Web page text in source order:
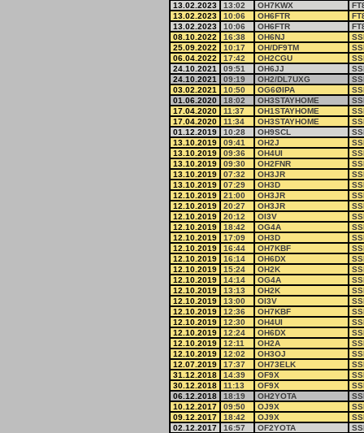
13.02.2023
13:02 OH7KWX
13.02.2023
10:06 OH6FTR
13.02.2023
10:06 OH6FTR
08.10.2022
16:38 OH6NJ
25.09.2022
10:17 OH/DF9TM
06.04.2022
17:42 OH2CGU
24.10.2021
09:51 OH6JJ
24.10.2021
09:19 OH2/DL7UXG
03.02.2021
10:50 OG6ØIPA
01.06.2020
18:02 OH3STAYHOME
17.04.2020
11:37 OH1STAYHOME
17.04.2020
11:34 OH3STAYHOME
01.12.2019
10:28 OH9SCL
13.10.2019
09:41 OH2J
13.10.2019
09:36 OH4UI
13.10.2019
09:30 OH2FNR
13.10.2019
07:32 OH3JR
13.10.2019
07:29 OH3D
12.10.2019
21:00 OH3JR
12.10.2019
20:27 OH3JR
12.10.2019
20:12 OI3V
12.10.2019
18:42 OG4A
12.10.2019
17:09 OH3D
12.10.2019
16:44 OH7KBF
12.10.2019
16:14 OH6DX
12.10.2019
15:24 OH2K
12.10.2019
14:14 OG4A
12.10.2019
13:13 OH2K
12.10.2019
13:00 OI3V
12.10.2019
12:36 OH7KBF
12.10.2019
12:30 OH4UI
12.10.2019
12:24 OH6DX
12.10.2019
12:11 OH2A
12.10.2019
12:02 OH3OJ
12.07.2019
17:37 OH73ELK
31.12.2018
14:39 OF9X
30.12.2018
11:13 OF9X
06.12.2018
18:19 OH2YOTA
10.12.2017
09:50 OJ9X
09.12.2017
18:42 OJ9X
02.12.2017
16:57 OF2YOTA